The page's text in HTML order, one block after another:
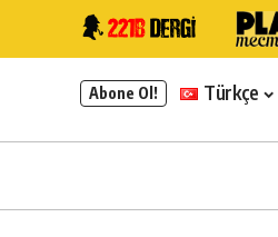
Abone Ol! Türkçe